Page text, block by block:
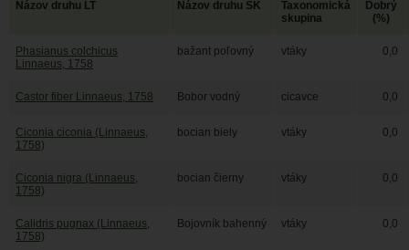
Názov druhu LT Názov druhu SK
Taxonomická
skupina
Dobrý
(%)
Phasianus colchicus
Linnaeus, 1758
bažant poľovný vtáky 0,0
Castor fiber Linnaeus, 1758 Bobor vodný cicavce 0,0
Ciconia ciconia (Linnaeus,
1758)
bocian biely vtáky 0,0
Ciconia nigra (Linnaeus,
1758)
bocian čierny vtáky 0,0
Calidris pugnax (Linnaeus,
1758)
Bojovník bahenný vtáky 0,0